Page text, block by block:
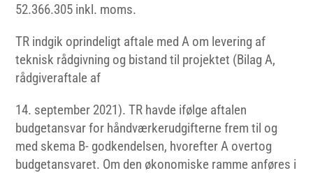
52.366.305 inkl. moms.
TR indgik oprindeligt aftale med A om levering af
teknisk rådgivning og bistand til projektet (Bilag A,
rådgiveraftale af
september 2021). TR havde ifølge aftalen
budgetansvar for håndværkerudgifterne frem til og
med skema B- godkendelsen, hvorefter A overtog
budgetansvaret. Om den økonomiske ramme anføres i